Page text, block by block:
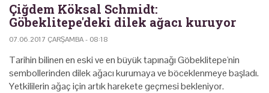
Çiğdem Köksal Schmidt:
Göbeklitepe'deki dilek ağacı kuruyor
07.06.2017 ÇARŞAMBA - 08:18
Tarihin bilinen en eski ve en büyük tapınağı Göbeklitepe'nin
sembollerinden dilek ağacı kurumaya ve böceklenmeye başladı.
Yetkililerin ağaç için artık harekete geçmesi bekleniyor.